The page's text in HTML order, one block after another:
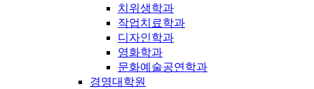
치위생학과
작업치료학과
디자인학과
영화학과
문화예술공연학과
경영대학원